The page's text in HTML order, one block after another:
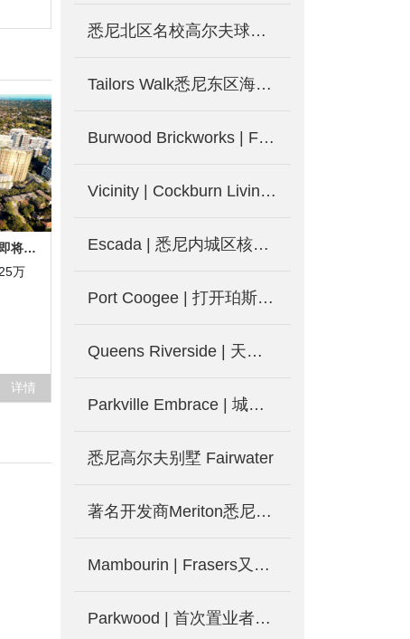
Midtown--近麦考瑞大学新项目即将发售，Macquarie Park 印花税减免新盘
万
详情
悉尼北区名校高尔夫球场别墅Le Windser
Tailors Walk悉尼东区海滨公寓别墅
Burwood Brickworks | Frasers打造墨尔本东区Burwood城中城-墨尔本新楼盘发售
Vicinity | Cockburn Living现楼发售 便利生活即日起-澳洲珀斯新楼盘
Escada | 悉尼内城区核心位置 Mascot全新公寓-澳洲悉尼新楼盘
Port Coogee | 打开珀斯海滨生活新方式-澳洲珀斯新楼盘
Queens Riverside | 天鹅湖旁现房公寓 尽享湖边度假式生活-澳洲珀斯新楼盘
Parkville Embrace | 城市后花园 墨尔本大学学区房 投资自住两相宜
悉尼高尔夫别墅 Fairwater
著名开发商Meriton悉尼新公寓Pagewood Green，2.5公里即达NSW大学
Mambourin | Frasers又一造城计划，墨尔本西区土地房屋套餐，等你来-墨尔本新房产出售
Parkwood | 首次置业者新选择 墨尔本联排别墅火热发售-墨尔本新楼盘